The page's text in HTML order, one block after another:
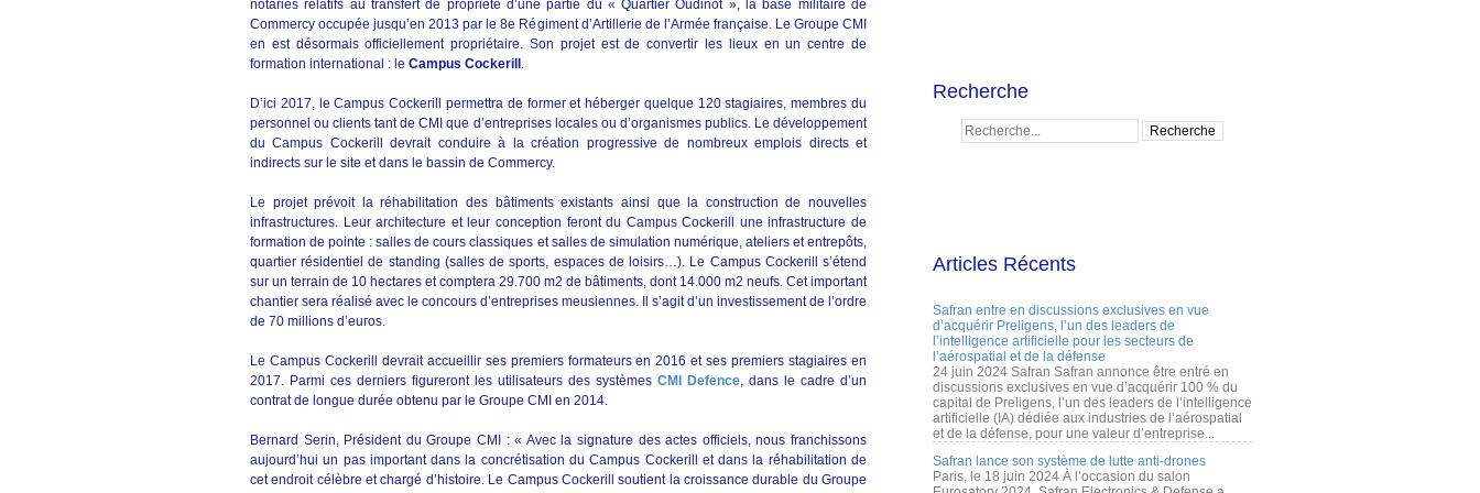
notariés relatifs au transfert de propriété d’une partie du « Quartier Oudinot », la base militaire de
Commercy occupée jusqu’en 2013 par le 8e Régiment d’Artillerie de l’Armée française. Le Groupe CMI
en est désormais officiellement propriétaire. Son projet est de convertir les lieux en un centre de
formation international : le Campus Cockerill .
D’ici 2017, le Campus Cockerill permettra de former et héberger quelque 120 stagiaires, membres du
personnel ou clients tant de CMI que d’entreprises locales ou d’organismes publics. Le développement
du Campus Cockerill devrait conduire à la création progressive de nombreux emplois directs et
indirects sur le site et dans le bassin de Commercy.
Le projet prévoit la réhabilitation des bâtiments existants ainsi que la construction de nouvelles
infrastructures. Leur architecture et leur conception feront du Campus Cockerill une infrastructure de
formation de pointe : salles de cours classiques et salles de simulation numérique, ateliers et entrepôts,
quartier résidentiel de standing (salles de sports, espaces de loisirs…). Le Campus Cockerill s’étend
sur un terrain de 10 hectares et comptera 29.700 m2 de bâtiments, dont 14.000 m2 neufs. Cet important
chantier sera réalisé avec le concours d’entreprises meusiennes. Il s’agit d’un investissement de l’ordre
de 70 millions d’euros.
Le Campus Cockerill devrait accueillir ses premiers formateurs en 2016 et ses premiers stagiaires en
2017. Parmi ces derniers figureront les utilisateurs des systèmes CMI Defence, dans le cadre d’un
contrat de longue durée obtenu par le Groupe CMI en 2014.
Bernard Serin, Président du Groupe CMI : « Avec la signature des actes officiels, nous franchissons
aujourd’hui un pas important dans la concrétisation du Campus Cockerill et dans la réhabilitation de
cet endroit célèbre et chargé d’histoire. Le Campus Cockerill soutient la croissance durable du Groupe
Recherche
Articles Récents
Safran entre en discussions exclusives en vue
d’acquérir Preligens, l’un des leaders de
l’intelligence artificielle pour les secteurs de
l’aérospatial et de la défense
24 juin 2024 Safran Safran annonce être entré en
discussions exclusives en vue d’acquérir 100 % du
capital de Preligens, l’un des leaders de l’intelligence
artificielle (IA) dédiée aux industries de l’aérospatial
et de la défense, pour une valeur d’entreprise...
Safran lance son système de lutte anti-drones
Paris, le 18 juin 2024 À l’occasion du salon